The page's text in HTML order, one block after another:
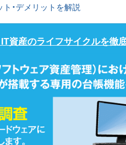
・デメリットを解説
資産のライフサイクルを徹